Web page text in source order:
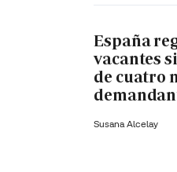
España
vacantes
de cuatro
Susana Alcelay